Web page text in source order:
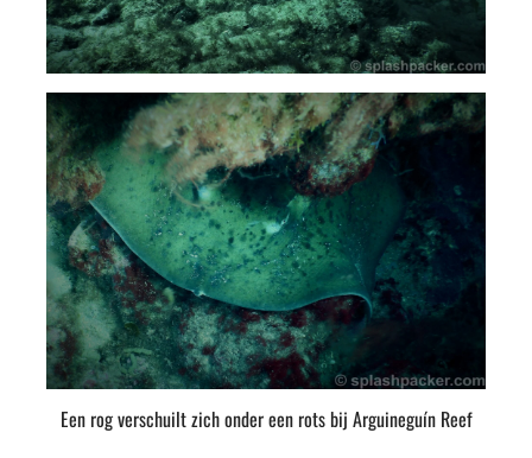
Een rog verschuilt zich onder een rots bij Arguineguín Reef